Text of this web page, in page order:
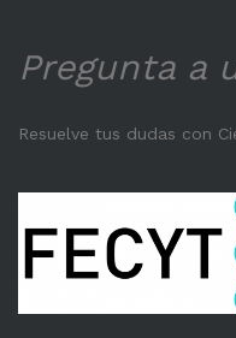
Pregunta a
Resuelve tus dudas con